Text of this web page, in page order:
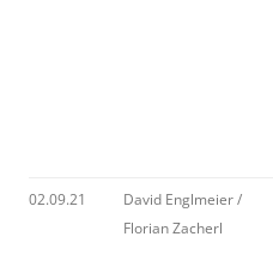
02.09.21
David Englmeier /
Florian Zacherl